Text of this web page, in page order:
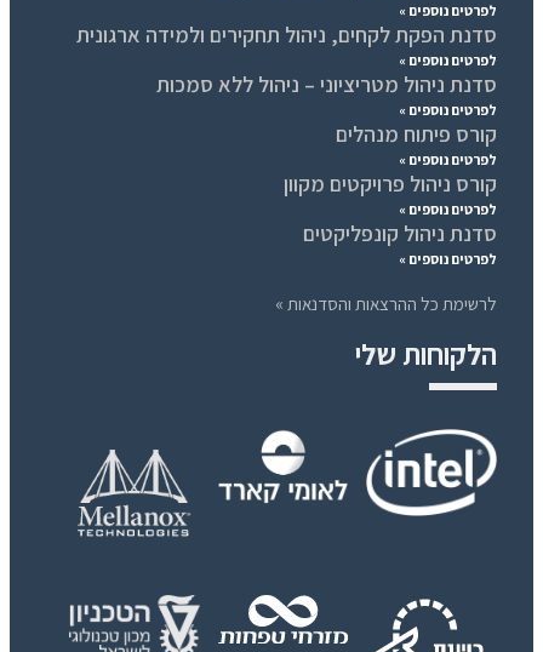
לפרטים נוספים »
סדנת הפקת לקחים, ניהול תחקירים ולמידה ארגונית
לפרטים נוספים »
סדנת ניהול מטריציוני – ניהול ללא סמכות
לפרטים נוספים »
קורס פיתוח מנהלים
לפרטים נוספים »
קורס ניהול פרויקטים מקוון
לפרטים נוספים »
סדנת ניהול קונפליקטים
לפרטים נוספים »
לרשימת כל ההרצאות והסדנאות »
הלקוחות שלי